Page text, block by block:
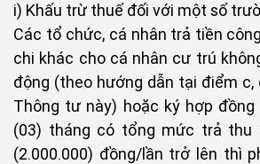
i) Khấu trừ thuế đối với một số
Các tổ chức, cá nhân trả tiền
chi khác cho cá nhân cư trú
động (theo hướng dẫn tại điểm c,
Thông tư này) hoặc ký hợp
(03) tháng có tổng mức trả thu
(2.000.000) đồng/lần trở lên thì